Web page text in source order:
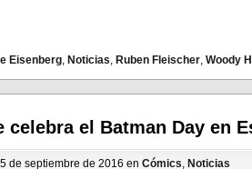
Eisenberg, Noticias, Ruben Fleischer, Woody
celebra el Batman Day en
de septiembre de 2016 en Cómics, Noticias